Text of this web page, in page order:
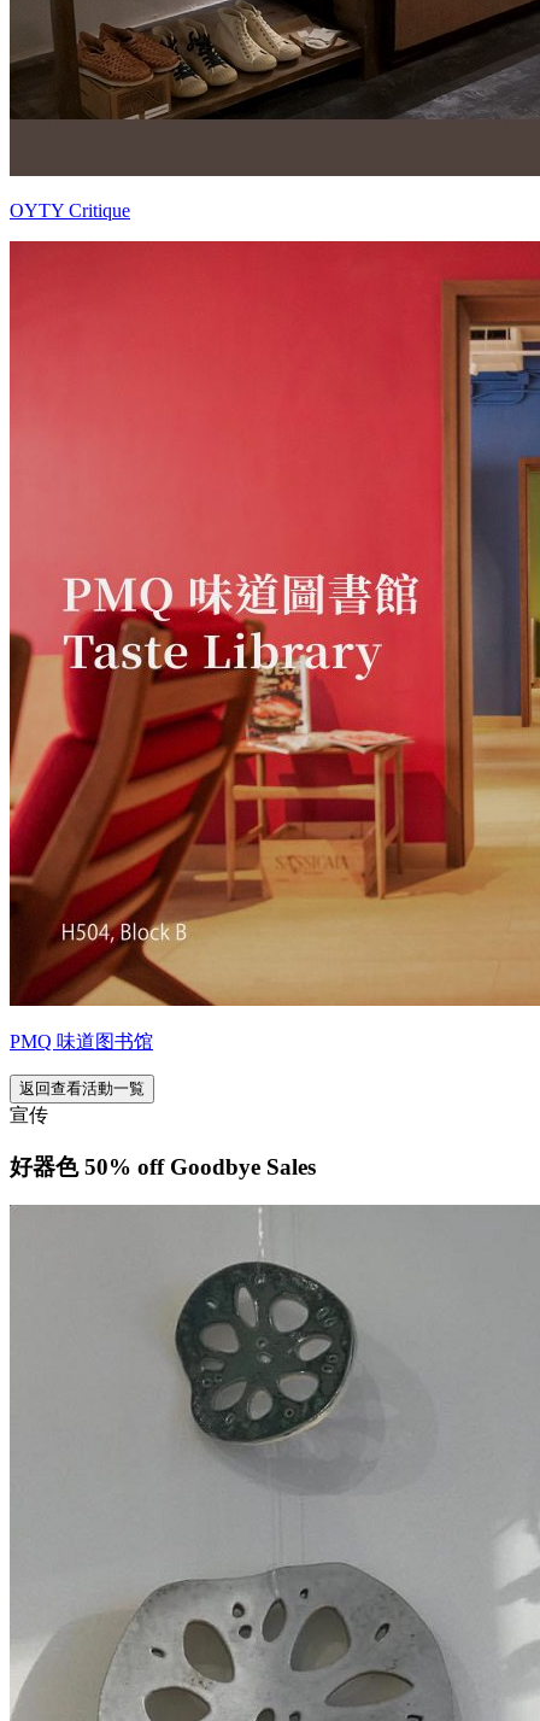
OYTY Critique
PMQ 味道图书馆
返回查看活動一覧
宣传
好器色 50% off Goodbye Sales